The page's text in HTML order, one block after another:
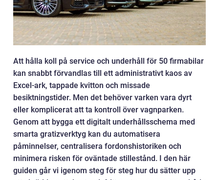
Att hålla koll på service och underhåll för 50 firmabilar
kan snabbt förvandlas till ett administrativt kaos av
Excel-ark, tappade kvitton och missade
besiktningstider. Men det behöver varken vara dyrt
eller komplicerat att ta kontroll över vagnparken.
Genom att bygga ett digitalt underhållsschema med
smarta gratizverktyg kan du automatisera
påminnelser, centralisera fordonshistoriken och
minimera risken för oväntade stillestånd. I den här
guiden går vi igenom steg för steg hur du sätter upp